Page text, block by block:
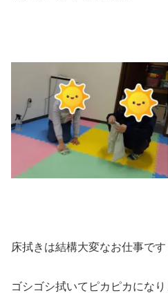
床拭きは結構大変なお仕事で
ゴシゴシ拭いてピカピカになり